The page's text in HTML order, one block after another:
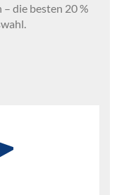
die besten 20 %